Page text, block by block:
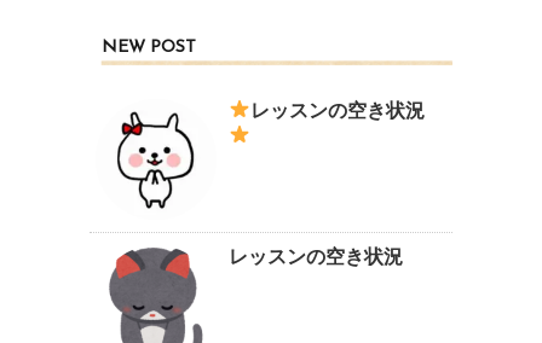
NEW POST
レッスンの空き状況
レッスンの空き状況